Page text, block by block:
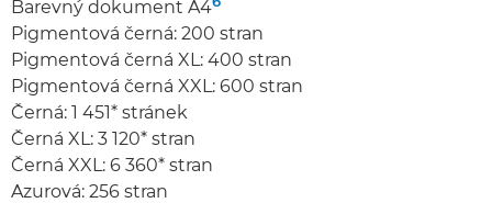
Barevný dokument A4
Pigmentová černá: 200 stran
Pigmentová černá XL: 400 stran
Pigmentová černá XXL: 600 stran
Černá: 1 451* stránek
Černá XL: 3 120* stran
Černá XXL: 6 360* stran
Azurová: 256 stran